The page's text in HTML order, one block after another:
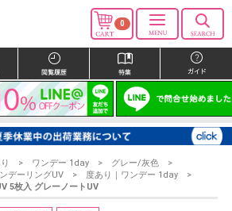
0
ワンデー 1day
グレー/灰色
デーリングUV
度あり｜ワンデー 1day
5枚入 グレーノートUV